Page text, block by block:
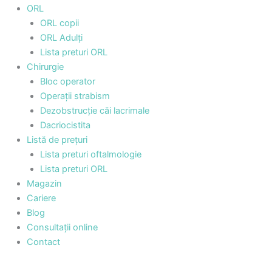
ORL
ORL copii
ORL Adulți
Lista preturi ORL
Chirurgie
Bloc operator
Operații strabism
Dezobstrucție căi lacrimale
Dacriocistita
Listă de prețuri
Lista preturi oftalmologie
Lista preturi ORL
Magazin
Cariere
Blog
Consultații online
Contact